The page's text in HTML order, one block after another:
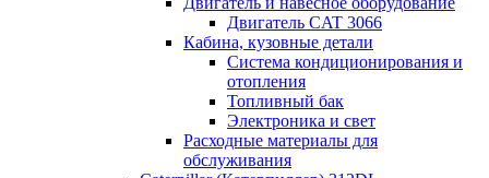
Двигатель CAT 3066
Кабина, кузовные детали
Система кондиционирования и
отопления
Топливный бак
Электроника и свет
Расходные материалы для
обслуживания